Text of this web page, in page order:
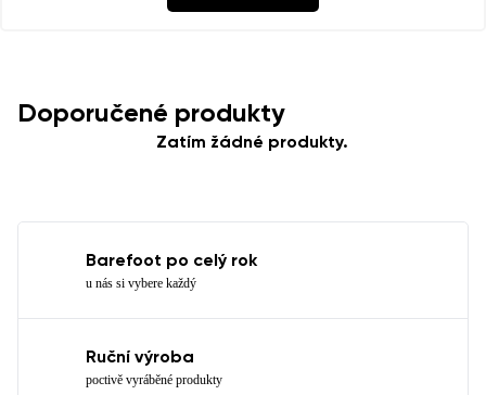
Doporučené produkty
Zatím žádné produkty.
Barefoot po celý rok
u nás si vybere každý
Ruční výroba
poctivě vyráběné produkty